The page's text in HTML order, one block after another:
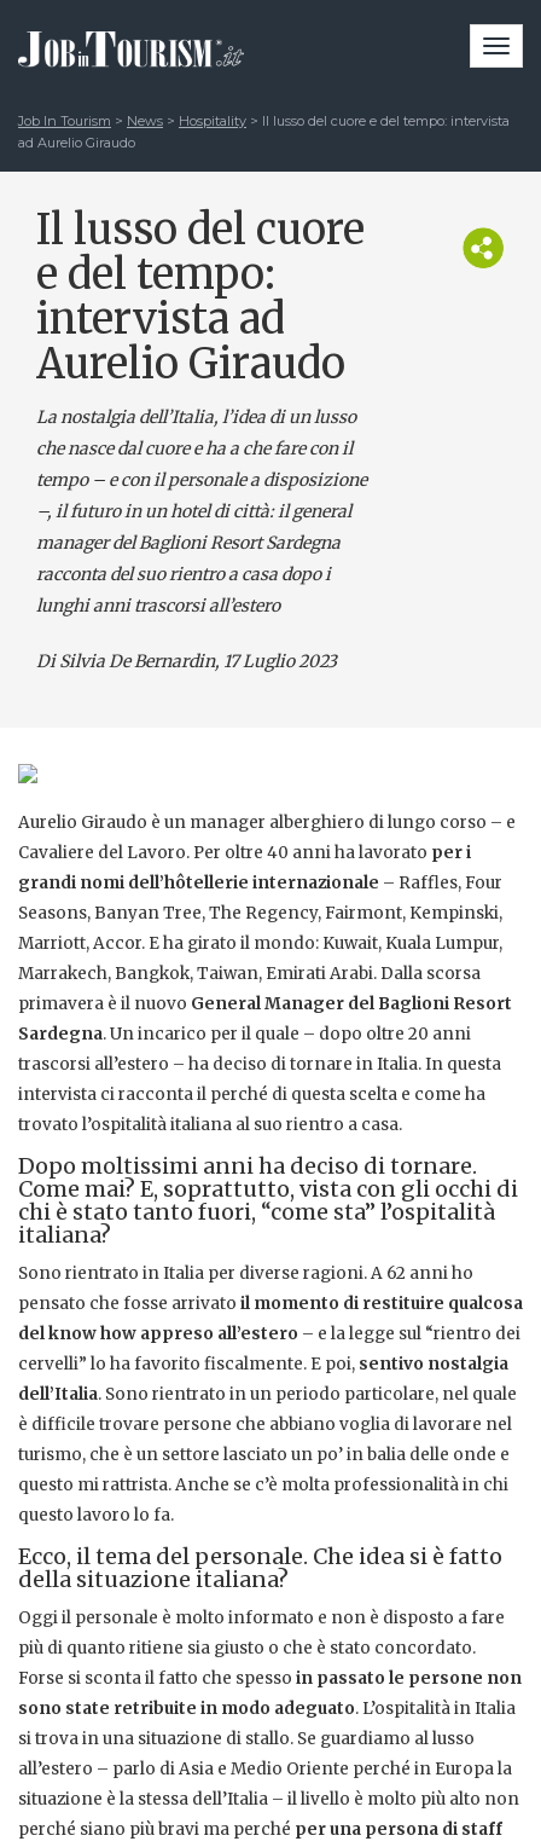
Job In Tourism > News > Hospitality > Il lusso del cuore e del tempo: intervista
ad Aurelio Giraudo
Il lusso del cuore
e del tempo:
intervista ad
Aurelio Giraudo
La nostalgia dell’Italia, l’idea di un lusso
che nasce dal cuore e ha a che fare con il
tempo – e con il personale a disposizione
–, il futuro in un hotel di città: il general
manager del Baglioni Resort Sardegna
racconta del suo rientro a casa dopo i
lunghi anni trascorsi all’estero
Di Silvia De Bernardin, 17 Luglio 2023
Aurelio Giraudo è un manager alberghiero di lungo corso – e
Cavaliere del Lavoro. Per oltre 40 anni ha lavorato per i
grandi nomi dell’hôtellerie internazionale – Raffles, Four
Seasons, Banyan Tree, The Regency, Fairmont, Kempinski,
Marriott, Accor. E ha girato il mondo: Kuwait, Kuala Lumpur,
Marrakech, Bangkok, Taiwan, Emirati Arabi. Dalla scorsa
primavera è il nuovo General Manager del Baglioni Resort
Sardegna. Un incarico per il quale – dopo oltre 20 anni
trascorsi all’estero – ha deciso di tornare in Italia. In questa
intervista ci racconta il perché di questa scelta e come ha
trovato l’ospitalità italiana al suo rientro a casa.
Dopo moltissimi anni ha deciso di tornare.
Come mai? E, soprattutto, vista con gli occhi di
chi è stato tanto fuori, “come sta” l’ospitalità
italiana?
Sono rientrato in Italia per diverse ragioni. A 62 anni ho
pensato che fosse arrivato il momento di restituire qualcosa
del know how appreso all’estero – e la legge sul “rientro dei
cervelli” lo ha favorito fiscalmente. E poi, sentivo nostalgia
dell’Italia. Sono rientrato in un periodo particolare, nel quale
è difficile trovare persone che abbiano voglia di lavorare nel
turismo, che è un settore lasciato un po’ in balia delle onde e
questo mi rattrista. Anche se c’è molta professionalità in chi
questo lavoro lo fa.
Ecco, il tema del personale. Che idea si è fatto
della situazione italiana?
Oggi il personale è molto informato e non è disposto a fare
più di quanto ritiene sia giusto o che è stato concordato.
Forse si sconta il fatto che spesso in passato le persone non
sono state retribuite in modo adeguato. L’ospitalità in Italia
si trova in una situazione di stallo. Se guardiamo al lusso
all’estero – parlo di Asia e Medio Oriente perché in Europa la
situazione è la stessa dell’Italia – il livello è molto più alto non
perché siano più bravi ma perché per una persona di staff